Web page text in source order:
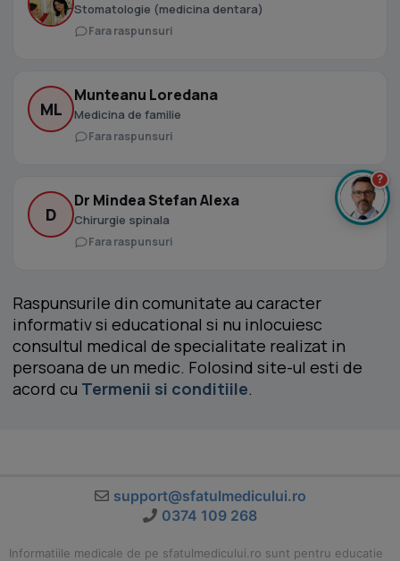
Stomatologie (medicina dentara)
Fara raspunsuri
ML
Munteanu Loredana
Medicina de familie
Fara raspunsuri
D
Dr Mindea Stefan Alexa
Chirurgie spinala
Fara raspunsuri
Raspunsurile din comunitate au caracter
informativ si educational si nu inlocuiesc
consultul medical de specialitate realizat in
persoana de un medic. Folosind site-ul esti de
acord cu Termenii si conditiile.
support@sfatulmedicului.ro
0374 109 268
Informatiile medicale de pe sfatulmedicului.ro sunt pentru educatie
?